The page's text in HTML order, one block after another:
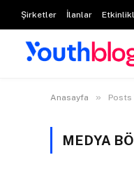
Şirketler İlanlar
Anasayfa » Posts
MEDYA